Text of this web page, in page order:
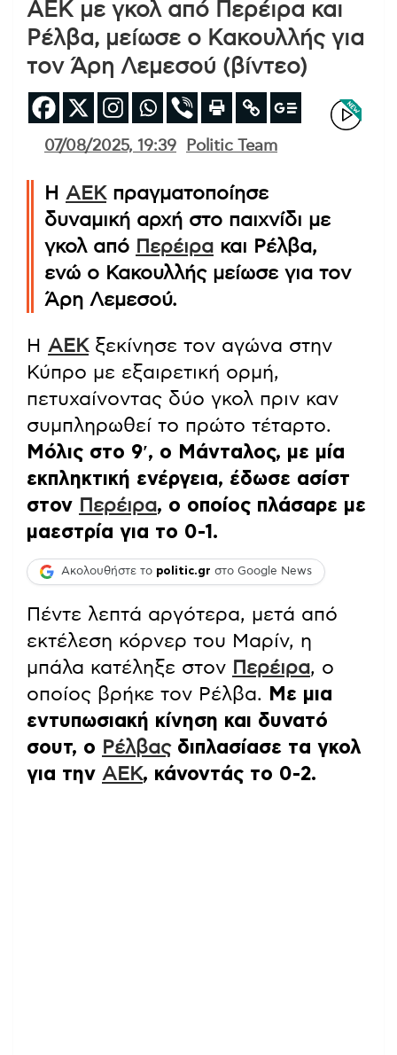
ΑΕΚ με γκολ από Περέιρα και
Ρέλβα, μείωσε ο Κακουλλής για
τον Άρη Λεμεσού (βίντεο)
07/08/2025, 19:39 Politic Team
Η ΑΕΚ πραγματοποίησε
δυναμική αρχή στο παιχνίδι με
γκολ από Περέιρα και Ρέλβα,
ενώ ο Κακουλλής μείωσε για τον
Άρη Λεμεσού.
Η ΑΕΚ ξεκίνησε τον αγώνα στην
Κύπρο με εξαιρετική ορμή,
πετυχαίνοντας δύο γκολ πριν καν
συμπληρωθεί το πρώτο τέταρτο.
Μόλις στο 9′, ο Μάνταλος, με μία
εκπληκτική ενέργεια, έδωσε ασίστ
στον Περέιρα, ο οποίος πλάσαρε με
μαεστρία για το 0-1.
Ακολουθήστε το politic.gr στο Google News
Πέντε λεπτά αργότερα, μετά από
εκτέλεση κόρνερ του Μαρίν, η
μπάλα κατέληξε στον Περέιρα, ο
οποίος βρήκε τον Ρέλβα.
Με μια
εντυπωσιακή κίνηση και δυνατό
σουτ, ο Ρέλβαςδιπλασίασε τα γκολ
για την ΑΕΚ, κάνοντάς το 0-2.